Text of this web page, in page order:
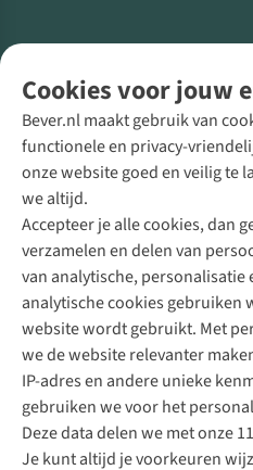
Cookies voor jouw
Bever.nl maakt gebruik van
functionele en privacy-
onze website goed en veilig te
we altijd.
Accepteer je alle cookies, dan
verzamelen en delen van
van analytische, personalisatie
analytische cookies gebruiken
website wordt gebruikt. Met
we de website relevanter
IP-adres en andere unieke
gebruiken we voor het
Deze data delen we met onze
Je kunt altijd je voorkeuren
Direct advies van een
+31 (0)85 888 50 88
+31 6 12 28 49 80
Contactformulier